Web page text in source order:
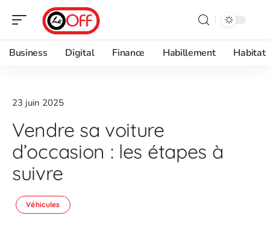
Business Digital Finance Habillement Habitat
23 juin 2025
Vendre sa voiture
d’occasion : les étapes à
suivre
Véhicules